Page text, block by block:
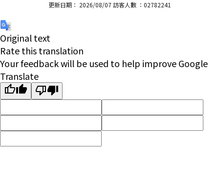
更新日期： 2026/08/07 訪客人數 ：02782241
Original text
Rate this translation
Your feedback will be used to help improve Google
Translate